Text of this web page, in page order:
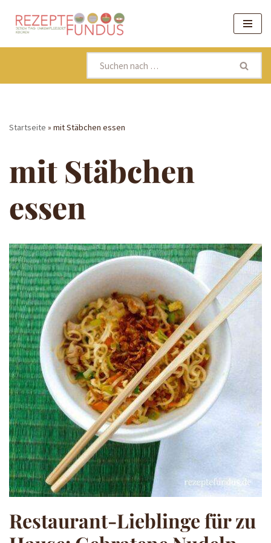
Zum
Inhalt
Startseite » mit Stäbchen essen
mit Stäbchen
essen
Restaurant-Lieblinge für zu